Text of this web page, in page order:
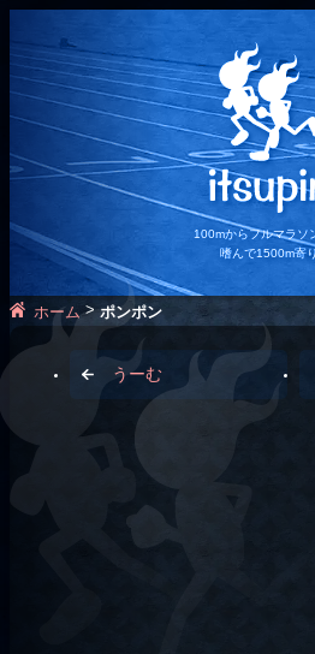
100mからフルマラソ
嗜んで1500m寄り
ホーム>ポンポン
うーむ